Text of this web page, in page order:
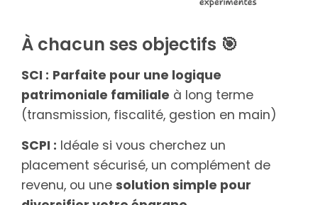
À chacun ses objectifs 🎯
SCI : Parfaite pour une logique
patrimoniale familiale à long terme
(transmission, fiscalité, gestion en main)
SCPI : Idéale si vous cherchez un
placement sécurisé, un complément de
revenu, ou une solution simple pour